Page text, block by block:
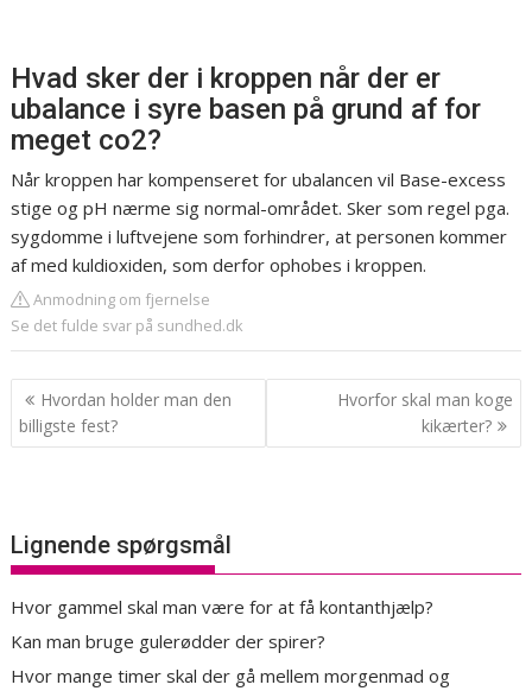
Hvad sker der i kroppen når der er
ubalance i syre basen på grund af for
meget co2?
Når kroppen har kompenseret for ubalancen vil Base-excess
stige og pH nærme sig normal-området. Sker som regel pga.
sygdomme i luftvejene som forhindrer, at personen kommer
af med kuldioxiden, som derfor ophobes i kroppen.
Anmodning om fjernelse
Se det fulde svar på sundhed.dk
Indlægsnavigation
Hvordan holder man den
billigste fest?
Hvorfor skal man koge
kikærter?
Lignende spørgsmål
Hvor gammel skal man være for at få kontanthjælp?
Kan man bruge gulerødder der spirer?
Hvor mange timer skal der gå mellem morgenmad og